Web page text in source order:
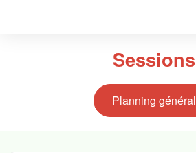
Sessions
Planning général